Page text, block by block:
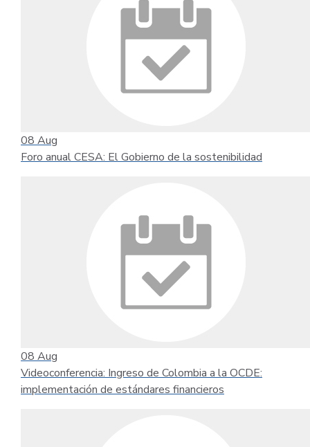
08 Aug
Foro anual CESA: El Gobierno de la sostenibilidad
08 Aug
Videoconferencia: Ingreso de Colombia a la OCDE:
implementación de estándares financieros